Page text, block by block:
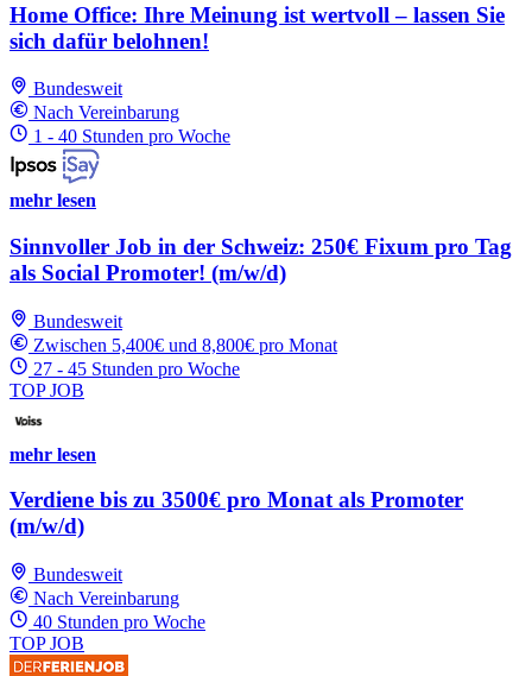
Home Office: Ihre Meinung ist wertvoll – lassen Sie
sich dafür belohnen!
Bundesweit
Nach Vereinbarung
1 - 40 Stunden pro Woche
mehr lesen
Sinnvoller Job in der Schweiz: 250€ Fixum pro Tag
als Social Promoter! (m/w/d)
Bundesweit
Zwischen 5,400€ und 8,800€ pro Monat
27 - 45 Stunden pro Woche
TOP JOB
mehr lesen
Verdiene bis zu 3500€ pro Monat als Promoter
(m/w/d)
Bundesweit
Nach Vereinbarung
40 Stunden pro Woche
TOP JOB